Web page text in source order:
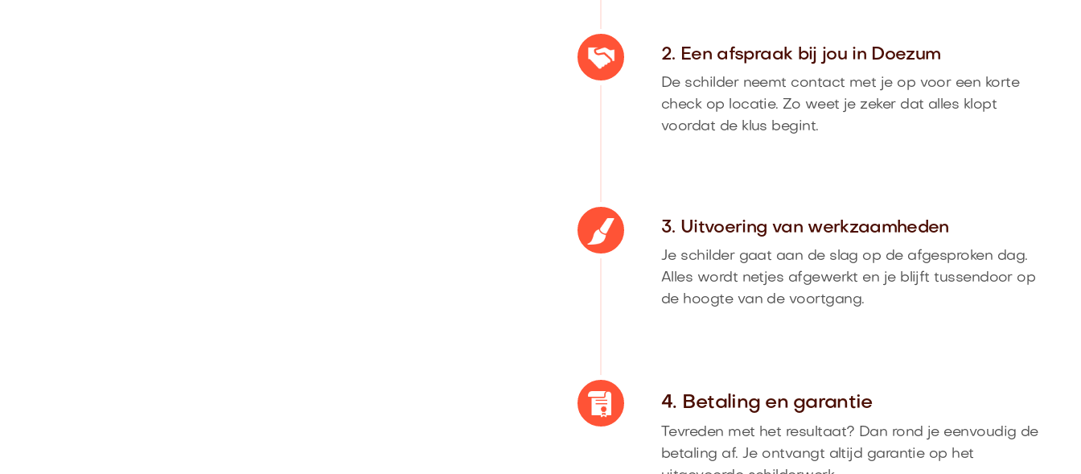
2. Een afspraak bij jou in Doezum
De schilder neemt contact met je op voor een korte
check op locatie. Zo weet je zeker dat alles klopt
voordat de klus begint.
3. Uitvoering van werkzaamheden
Je schilder gaat aan de slag op de afgesproken dag.
Alles wordt netjes afgewerkt en je blijft tussendoor op
de hoogte van de voortgang.
4. Betaling en garantie
Tevreden met het resultaat? Dan rond je eenvoudig de
betaling af. Je ontvangt altijd garantie op het